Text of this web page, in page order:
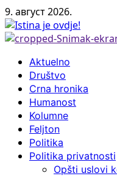
Skip
to
content
9. август 2026.
Primary
Menu
Aktuelno
Društvo
Crna hronika
Humanost
Kolumne
Feljton
Politika
Politika privatnosti
Opšti uslovi